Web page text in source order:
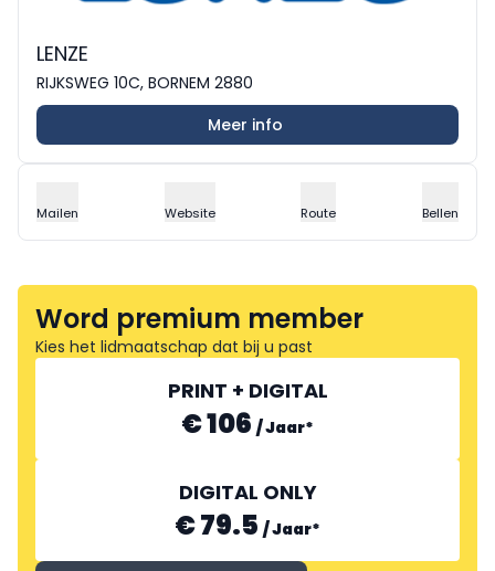
LENZE
RIJKSWEG 10C, BORNEM 2880
Meer info
Mailen Website Route Bellen
Word premium member
Kies het lidmaatschap dat bij u past
PRINT + DIGITAL
€ 106 /Jaar*
DIGITAL ONLY
€ 79.5 /Jaar*